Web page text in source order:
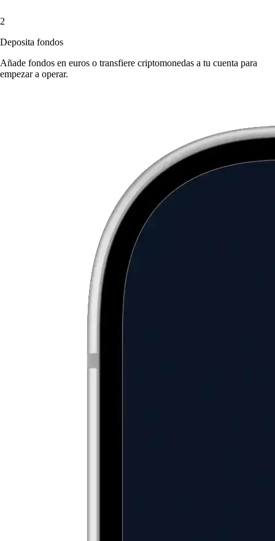
2
Deposita fondos
Añade fondos en euros o transfiere criptomonedas a tu cuenta para
empezar a operar.